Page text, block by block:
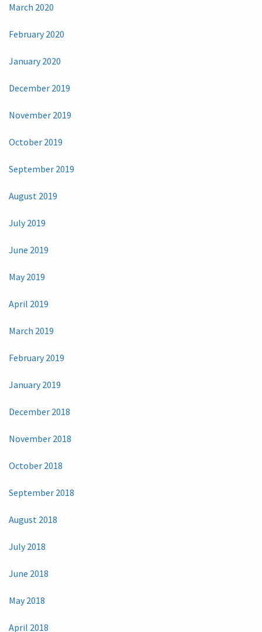
March 2020
February 2020
January 2020
December 2019
November 2019
October 2019
September 2019
August 2019
July 2019
June 2019
May 2019
April 2019
March 2019
February 2019
January 2019
December 2018
November 2018
October 2018
September 2018
August 2018
July 2018
June 2018
May 2018
April 2018